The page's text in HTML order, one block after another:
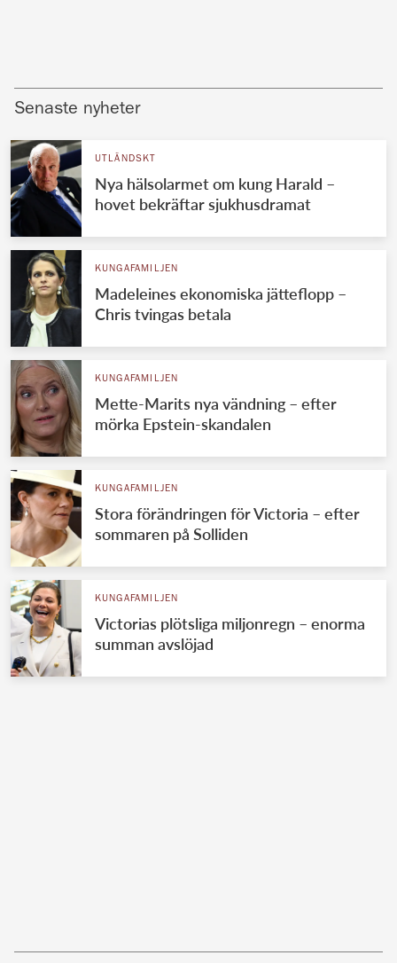
Senaste nyheter
UTLÄNDSKT
Nya hälsolarmet om kung Harald –
hovet bekräftar sjukhusdramat
KUNGAFAMILJEN
Madeleines ekonomiska jätteflopp –
Chris tvingas betala
KUNGAFAMILJEN
Mette-Marits nya vändning – efter
mörka Epstein-skandalen
KUNGAFAMILJEN
Stora förändringen för Victoria – efter
sommaren på Solliden
KUNGAFAMILJEN
Victorias plötsliga miljonregn – enorma
summan avslöjad